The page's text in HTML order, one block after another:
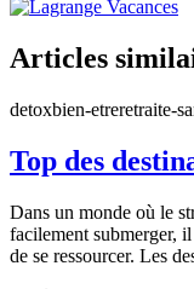
Articles
detoxbien-etreretraite-
Top des
Dans un monde où le
facilement submerger,
de se ressourcer. Les